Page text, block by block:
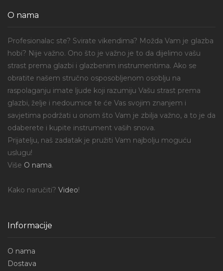
O nama
Profesionalac ste? Svirate vikendima? Možda Vam je glazba
hobi? Nije važno. Ono što je važno je to da dijelimo vašu
strast prema glazbi i glazbenim instrumentima. Ako se
obratite našem stručno osposobljenom osoblju na
raspolaganju imate ljude koji razumiju Vašu strast prema
glazbi, želje i nedoumice te će Vas svojim znanjem i
savjetima podržati u onom što Vam je zbilja važno, a to je da
odaberete i kupite instrument vaših snova.
Prijatelju, naš zadatak je pružiti Vam najbolju moguću
uslugu!
Više O nama.
Kako naručiti? Video!
Informacije
O nama
Dostava